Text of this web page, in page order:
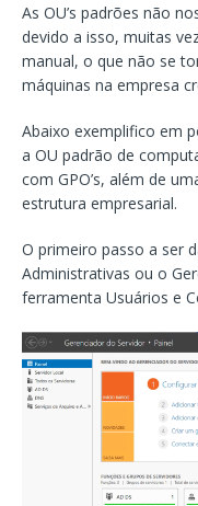
As OU’s padrões não
devido a isso, muitas
manual, o que não se
máquinas na empresa
Abaixo exemplifico em
a OU padrão de
com GPO’s, além de
estrutura empresarial.
O primeiro passo a ser
Administrativas ou o
ferramenta Usuários e